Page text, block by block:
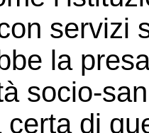
servizi
la
socio-
di